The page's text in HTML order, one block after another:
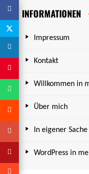
INFORMATIONEN
Impressum
Kontakt
Willkommen in
Über mich
In eigener Sache
WordPress in